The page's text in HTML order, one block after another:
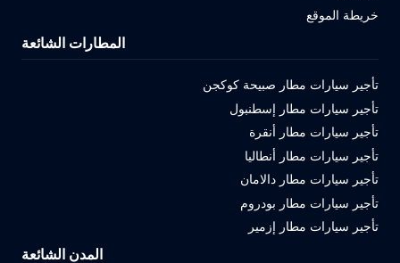
خريطة الموقع
المطارات الشائعة
تأجير سيارات مطار صبيحة كوكجن
تأجير سيارات مطار إسطنبول
تأجير سيارات مطار أنقرة
تأجير سيارات مطار أنطاليا
تأجير سيارات مطار دالامان
تأجير سيارات مطار بودروم
تأجير سيارات مطار إزمير
المدن الشائعة